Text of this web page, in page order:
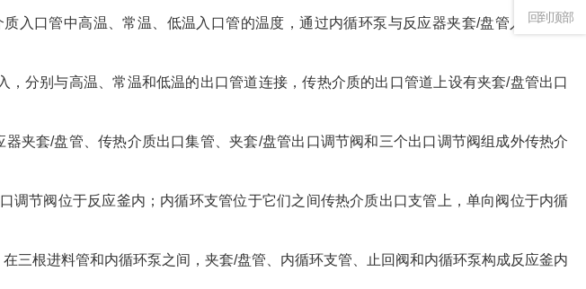
入口管中高温、常温、低温入口管的温度，通过内循环泵与反应器夹套/盘管入口管连
，分别与高温、常温和低温的出口管道连接，传热介质的出口管道上设有夹套/盘管出口
夹套/盘管、传热介质出口集管、夹套/盘管出口调节阀和三个出口调节阀组成外传热介
调节阀位于反应釜内；内循环支管位于它们之间传热介质出口支管上，单向阀位于内循
三根进料管和内循环泵之间，夹套/盘管、内循环支管、止回阀和内循环泵构成反应釜内
回到顶部